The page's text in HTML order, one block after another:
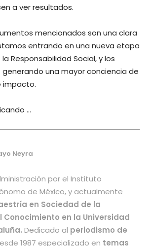
a ver resultados.
mencionados son una clara
entrando en una nueva etapa
Responsabilidad Social, y los
una mayor conciencia de
impacto.
…
Neyra
por el Instituto
de México, y actualmente
en Sociedad de la
Conocimiento en la Universidad
Dedicado al periodismo de
1987 especializado en temas